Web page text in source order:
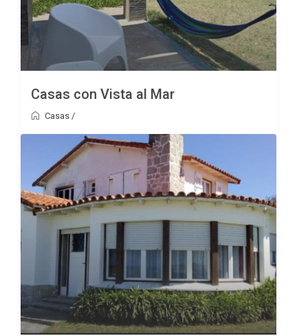
Casas con Vista al Mar
Casas /